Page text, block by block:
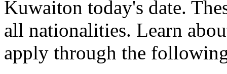
Kuwaiton today's date.
all nationalities. Learn
apply through the